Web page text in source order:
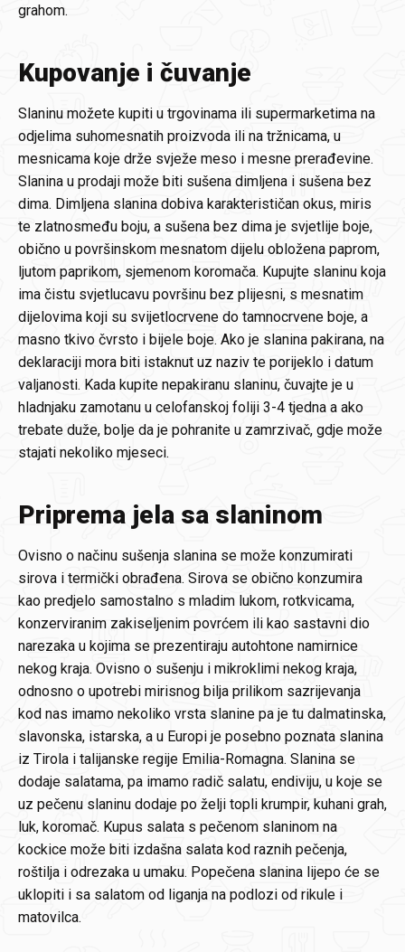
grahom.
Kupovanje i čuvanje
Slaninu možete kupiti u trgovinama ili supermarketima na
odjelima suhomesnatih proizvoda ili na tržnicama, u
mesnicama koje drže svježe meso i mesne prerađevine.
Slanina u prodaji može biti sušena dimljena i sušena bez
dima. Dimljena slanina dobiva karakterističan okus, miris
te zlatnosmeđu boju, a sušena bez dima je svjetlije boje,
obično u površinskom mesnatom dijelu obložena paprom,
ljutom paprikom, sjemenom koromača. Kupujte slaninu koja
ima čistu svjetlucavu površinu bez plijesni, s mesnatim
dijelovima koji su svijetlocrvene do tamnocrvene boje, a
masno tkivo čvrsto i bijele boje. Ako je slanina pakirana, na
deklaraciji mora biti istaknut uz naziv te porijeklo i datum
valjanosti. Kada kupite nepakiranu slaninu, čuvajte je u
hladnjaku zamotanu u celofanskoj foliji 3-4 tjedna a ako
trebate duže, bolje da je pohranite u zamrzivač, gdje može
stajati nekoliko mjeseci.
Priprema jela sa slaninom
Ovisno o načinu sušenja slanina se može konzumirati
sirova i termički obrađena. Sirova se obično konzumira
kao predjelo samostalno s mladim lukom, rotkvicama,
konzerviranim zakiseljenim povrćem ili kao sastavni dio
narezaka u kojima se prezentiraju autohtone namirnice
nekog kraja. Ovisno o sušenju i mikroklimi nekog kraja,
odnosno o upotrebi mirisnog bilja prilikom sazrijevanja
kod nas imamo nekoliko vrsta slanine pa je tu dalmatinska,
slavonska, istarska, a u Europi je posebno poznata slanina
iz Tirola i talijanske regije Emilia-Romagna. Slanina se
dodaje salatama, pa imamo radič salatu, endiviju, u koje se
uz pečenu slaninu dodaje po želji topli krumpir, kuhani grah,
luk, koromač. Kupus salata s pečenom slaninom na
kockice može biti izdašna salata kod raznih pečenja,
roštilja i odrezaka u umaku. Popečena slanina lijepo će se
uklopiti i sa salatom od liganja na podlozi od rikule i
matovilca.